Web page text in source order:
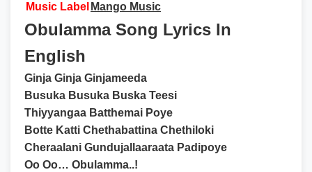
Music Label Mango Music
Obulamma Song Lyrics In
English
Ginja Ginja Ginjameeda
Busuka Busuka Buska Teesi
Thiyyangaa Batthemai Poye
Botte Katti Chethabattina Chethiloki
Cheraalani Gundujallaaraata Padipoye
Oo Oo… Obulamma..!